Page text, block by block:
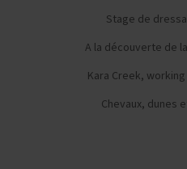
Stage de
A la découverte de
Kara Creek,
Chevaux, dunes